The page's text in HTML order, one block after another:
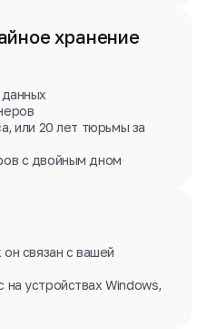
хранение
или 20 лет тюрьмы за
с двойным дном
связан с вашей
устройствах Windows,